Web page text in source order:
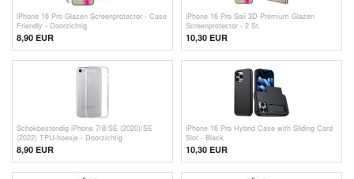
iPhone 16 Pro Glazen Screenprotector - Case
Friendly - Doorzichtig
8,90 EUR
iPhone 16 Pro Saii 3D Premium Glazen
Screenprotector - 2 St.
10,30 EUR
Schokbestendig iPhone 7/8/SE (2020)/SE
(2022) TPU-hoesje - Doorzichtig
8,90 EUR
iPhone 16 Pro Hybrid Case with Sliding Card
Slot - Black
10,30 EUR